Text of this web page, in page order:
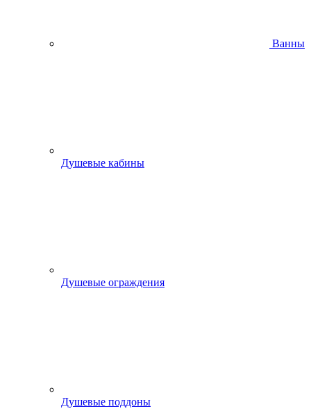
Ванны
Душевые кабины
Душевые ограждения
Душевые поддоны